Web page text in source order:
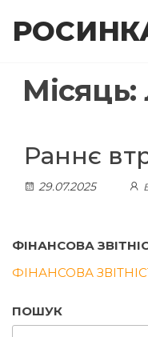
Місяць:
Раннє
29.07.2025
ФІНАНСОВА
ФІНАНСОВА
ПОШУК